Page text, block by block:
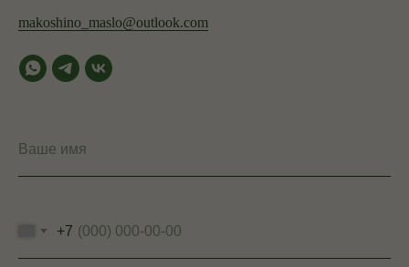
makoshino_maslo@outlook.com
Ваше имя
+7